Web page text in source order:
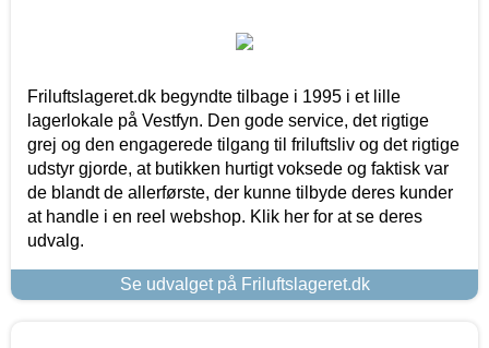
Friluftslageret.dk begyndte tilbage i 1995 i et lille
lagerlokale på Vestfyn. Den gode service, det rigtige
grej og den engagerede tilgang til friluftsliv og det rigtige
udstyr gjorde, at butikken hurtigt voksede og faktisk var
de blandt de allerførste, der kunne tilbyde deres kunder
at handle i en reel webshop. Klik her for at se deres
udvalg.
Se udvalget på Friluftslageret.dk